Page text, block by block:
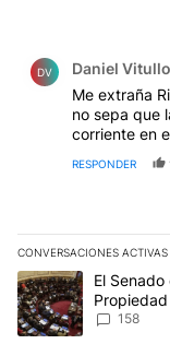
DV Daniel Vitullo
Me extraña
no sepa que
corriente en
RESPONDER
CONVERSACIONES ACTIVAS
Este listado muestra
Un artículo de
El
Ley del
158